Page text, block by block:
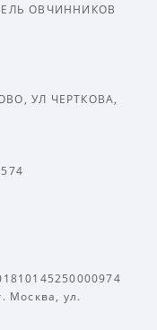
ОВЧИННИКОВ
УЛ ЧЕРТКОВА,
Москва, ул.